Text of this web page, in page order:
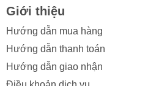
hơn.
Trong quá trình sử dụng, màn hình
có thể gặp phải tình trạng hư hỏng
thường xuất phát từ một số lý do
Giới thiệu
Hướng dẫn mua hàng
Hướng dẫn thanh toán
Hướng dẫn giao nhận